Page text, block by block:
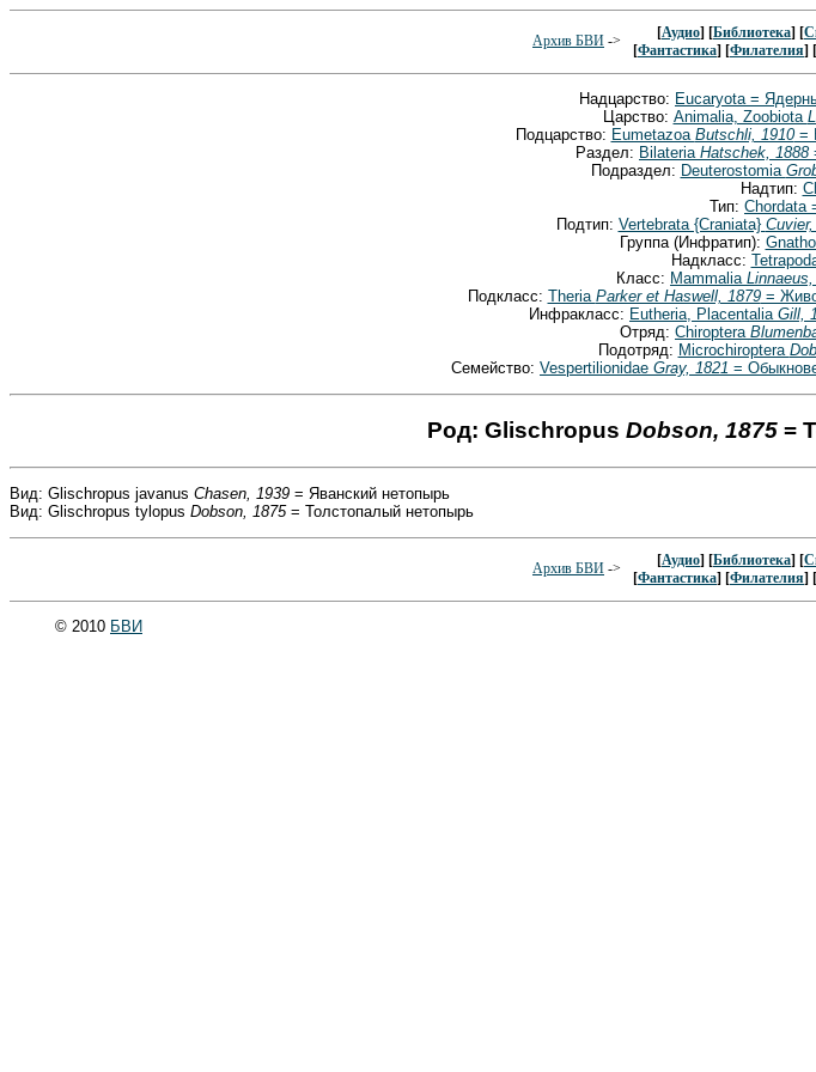
Архив БВИ -> [Аудио] [Библиотека] [
[Фантастика] [Филателия] [
Надцарство: Eucaryota =
Царство: Animalia, Zoobiota
Подцарство: Eumetazoa Butschli, 1910=
Раздел: Bilateria Hatschek, 1888
Подраздел: Deuterostomia
Надтип:
Тип: Chordata
Подтип: Vertebrata {Craniata}
Группа (Инфратип):
Надкласс:
Класс: Mammalia
Подкласс: Theria Parker et Haswell, 1879=
Инфракласс: Eutheria, Placentalia Gill,
Отряд: Chiroptera
Подотряд: Microchiroptera
Семейство: Vespertilionidae Gray, 1821 =
Род: Glischropus Dobson, 1875=
Вид: Glischropus javanus Chasen, 1939 = Яванский нетопырь
Вид: Glischropus tylopus Dobson, 1875= Толстопалый нетопырь
Архив БВИ -> [Аудио] [Библиотека] [
[Фантастика] [Филателия] [
© 2010 БВИ